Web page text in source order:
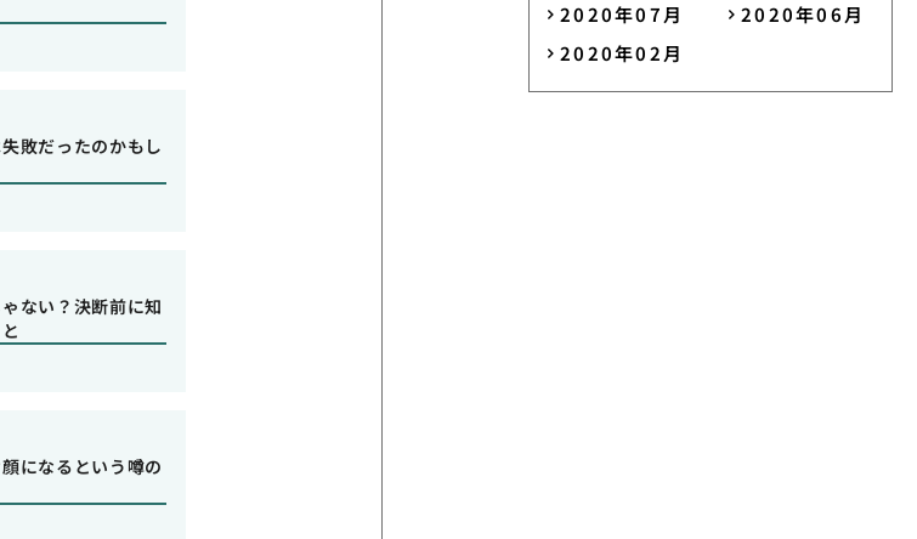
敗だったのかもし
ない？決断前に知
になるという噂の
2020年07月
2020年06月
2020年02月